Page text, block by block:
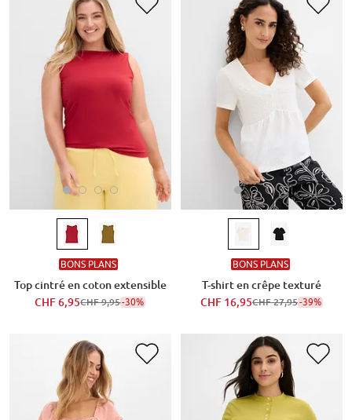
BONS PLANS
Top cintré en coton extensible
CHF 6,95CHF 9,95-30%
BONS PLANS
T-shirt en crêpe texturé
CHF 16,95CHF 27,95-39%